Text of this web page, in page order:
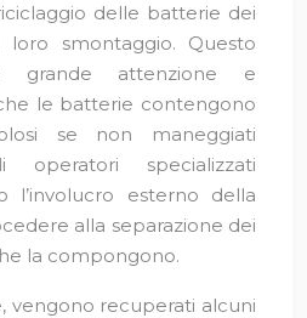
delle batterie dei
smontaggio. Questo
grande attenzione e
le batterie contengono
se non maneggiati
operatori specializzati
l’involucro esterno della
alla separazione dei
la compongono.
vengono recuperati alcuni